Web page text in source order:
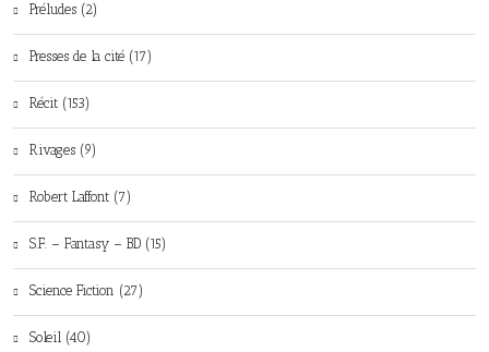
Préludes (2)
Presses de la cité (17)
Récit (153)
Rivages (9)
Robert Laffont (7)
S.F. – Fantasy – BD (15)
Science Fiction (27)
Soleil (40)